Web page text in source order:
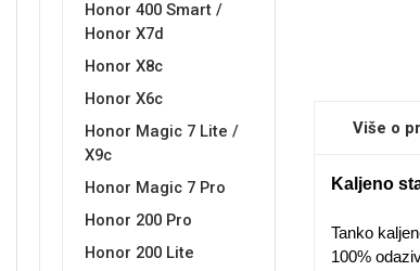
Honor 400 Smart /
Honor X7d
Honor X8c
Honor X6c
Honor Magic 7 Lite /
X9c
Honor Magic 7 Pro
Honor 200 Pro
Honor 200 Lite
Više o
Kaljeno
Tanko
100%
Životinjsko carstvo Takeoff
Preklopne maskice